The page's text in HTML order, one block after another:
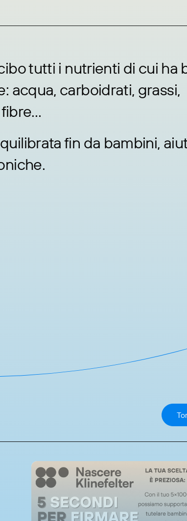
tutti i nutrienti di cui ha
acqua, carboidrati, grassi,
fin da bambini,